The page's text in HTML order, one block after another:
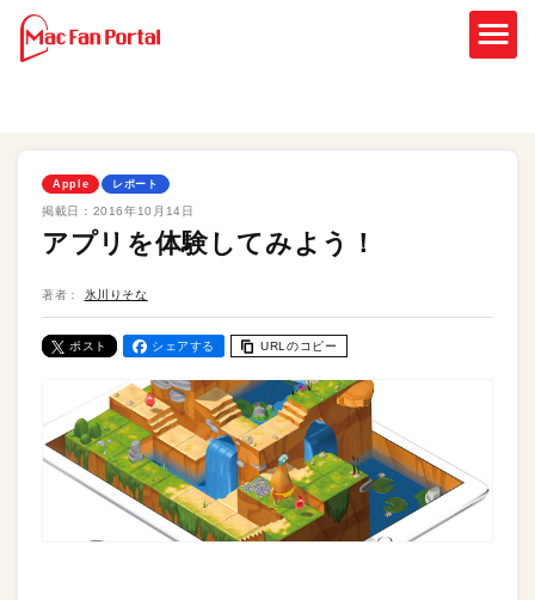
Apple レポート
掲載日： 2016年10月14日
アプリを体験してみよう！
著者： 氷川りそな
ポスト シェアする URLのコピー